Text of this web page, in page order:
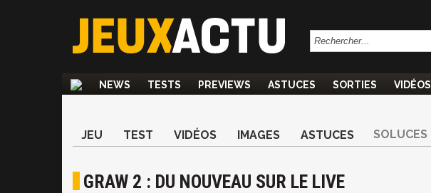
NEWS TESTS PREVIEWS ASTUCES SORTIES VIDÉOS
JEU TEST VIDÉOS IMAGES ASTUCES SOLUCES
GRAW 2 : DU NOUVEAU SUR LE LIVE